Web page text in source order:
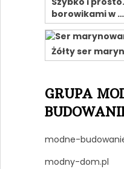
borowikami w …
Żółty ser
GRUPA
modne-
modny-dom.pl